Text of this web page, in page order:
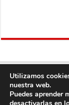
Utilizamos
nuestra web.
Puedes aprender